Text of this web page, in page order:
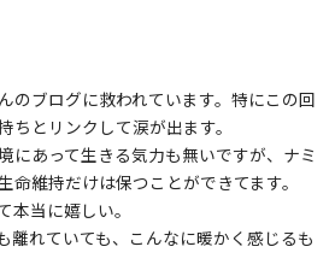
のブログに救われています。特にこの回
ちとリンクして涙が出ます。
にあって生きる気力も無いですが、ナミ
命維持だけは保つことができてます。
本当に嬉しい。
離れていても、こんなに暖かく感じるも